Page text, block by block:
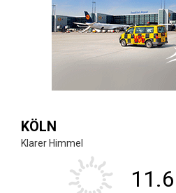
KÖLN
Klarer Himmel
11.6